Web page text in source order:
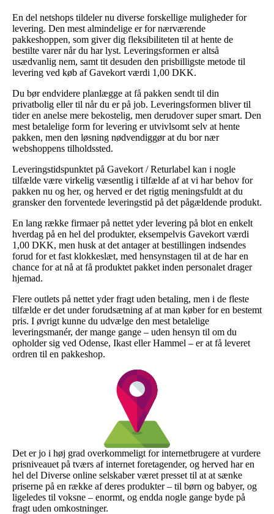
En del netshops tildeler nu diverse forskellige muligheder for
levering. Den mest almindelige er for nærværende
pakkeshoppen, som giver dig fleksibiliteten til at hente de
bestilte varer når du har lyst. Leveringsformen er altså
usædvanlig nem, samt tit desuden den prisbilligste metode til
levering ved køb af Gavekort værdi 1,00 DKK.
Du bør endvidere planlægge at få pakken sendt til din
privatbolig eller til når du er på job. Leveringsformen bliver til
tider en anelse mere bekostelig, men derudover super smart. Den
mest betalelige form for levering er utvivlsomt selv at hente
pakken, men den løsning nødvendiggør at du bor nær
webshoppens tilholdssted.
Leveringstidspunktet på Gavekort / Returlabel kan i nogle
tilfælde være virkelig væsentlig i tilfælde af at vi har behov for
pakken nu og her, og herved er det rigtig meningsfuldt at du
gransker den forventede leveringstid på det pågældende produkt.
En lang række firmaer på nettet yder levering på blot en enkelt
hverdag på en hel del produkter, eksempelvis Gavekort værdi
1,00 DKK, men husk at det antager at bestillingen indsendes
forud for et fast klokkeslæt, med hensynstagen til at de har en
chance for at nå at få produktet pakket inden personalet drager
hjemad.
Flere outlets på nettet yder fragt uden betaling, men i de fleste
tilfælde er det under forudsætning af at man køber for en bestemt
pris. I øvrigt kunne du udvælge den mest betalelige
leveringsmanér, der mange gange – uden hensyn til om du
opholder sig ved Odense, Ikast eller Hammel – er at få leveret
ordren til en pakkeshop.
Det er jo i høj grad overkommeligt for internetbrugere at vurdere
prisniveauet på tværs af internet foretagender, og herved har en
hel del Diverse online selskaber været presset til at at sænke
priserne på en række af deres produkter – til børn og babyer, og
ligeledes til voksne – enormt, og endda nogle gange byde på
fragt uden omkostninger.